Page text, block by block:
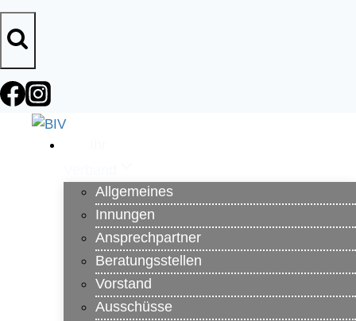
Zum
Inhalt
springen
Allgemeines
Innungen
Ansprechpartner
Beratungsstellen
Vorstand
Ausschüsse